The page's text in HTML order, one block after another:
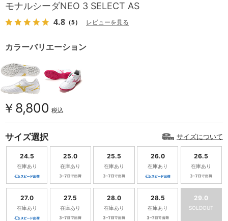
モナルシーダNEO 3 SELECT AS
4.8 （5） レビューを見る
カラーバリエーション
￥8,800 税込
サイズ選択 サイズについて
24.5
在庫あり
25.0
在庫あり
25.5
在庫あり
26.0
在庫あり
26.5
在庫あり
27.0
在庫あり
27.5
在庫あり
28.0
在庫あり
28.5
在庫あり
29.0
SOLDOUT